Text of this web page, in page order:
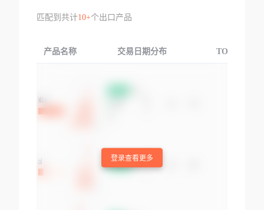
匹配到共计10+个出口产品
产品名称 交易日期分布 TOP3交易国
登录查看更多